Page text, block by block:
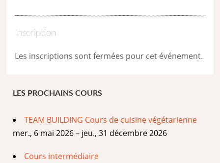
Inscription
Les inscriptions sont fermées pour cet événement.
LES PROCHAINS COURS
TEAM BUILDING Cours de cuisine végétarienne
mer., 6 mai 2026 – jeu., 31 décembre 2026
Cours intermédiaire